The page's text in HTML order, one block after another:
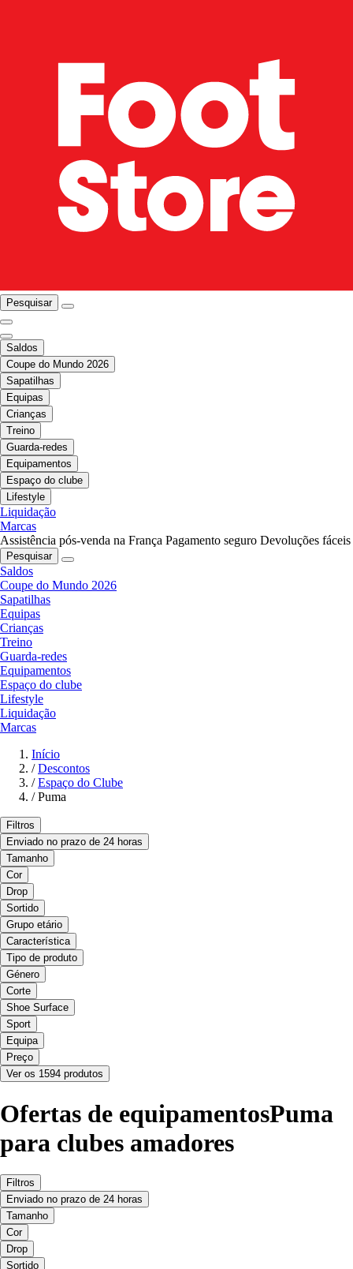
Pesquisar
Saldos
Coupe do Mundo 2026
Sapatilhas
Equipas
Crianças
Treino
Guarda-redes
Equipamentos
Espaço do clube
Lifestyle
Liquidação
Marcas
Assistência pós-venda na França Pagamento seguro Devoluções fáceis
Pesquisar
Saldos
Coupe do Mundo 2026
Sapatilhas
Equipas
Crianças
Treino
Guarda-redes
Equipamentos
Espaço do clube
Lifestyle
Liquidação
Marcas
Início
/ Descontos
/ Espaço do Clube
/ Puma
Filtros
Enviado no prazo de 24 horas
Tamanho
Cor
Drop
Sortido
Grupo etário
Característica
Tipo de produto
Género
Corte
Shoe Surface
Sport
Equipa
Preço
Ver os 1594 produtos
Ofertas de equipamentosPuma
para clubes amadores
Filtros
Enviado no prazo de 24 horas
Tamanho
Cor
Drop
Sortido